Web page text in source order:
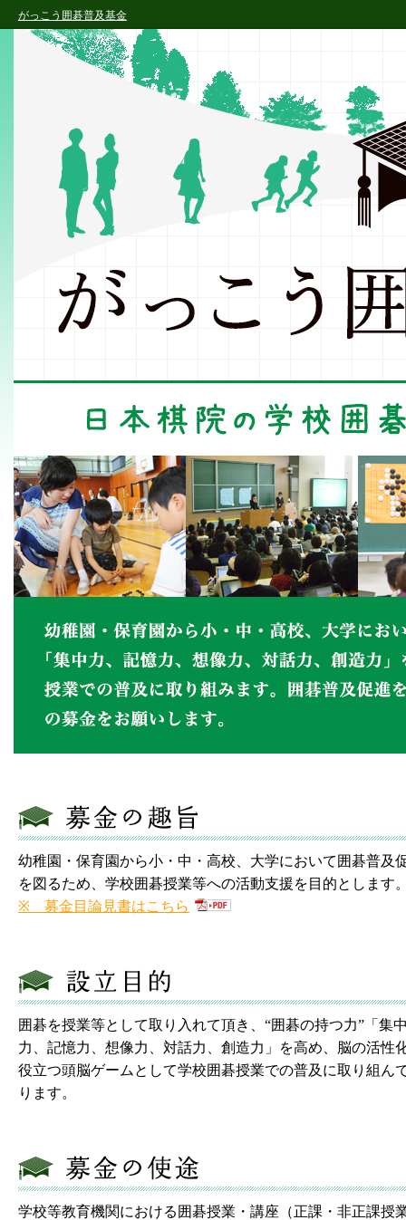
がっこう囲碁普及基金
幼稚園・保育園から小・中・高校、大学において囲碁普及
を図るため、学校囲碁授業等への活動支援を目的とします
※ 募金目論見書はこちら
囲碁を授業等として取り入れて頂き、“囲碁の持つ力”「集
力、記憶力、想像力、対話力、創造力」を高め、脳の活性
役立つ頭脳ゲームとして学校囲碁授業での普及に取り組ん
ります。
学校等教育機関における囲碁授業・講座（正課・非正課授